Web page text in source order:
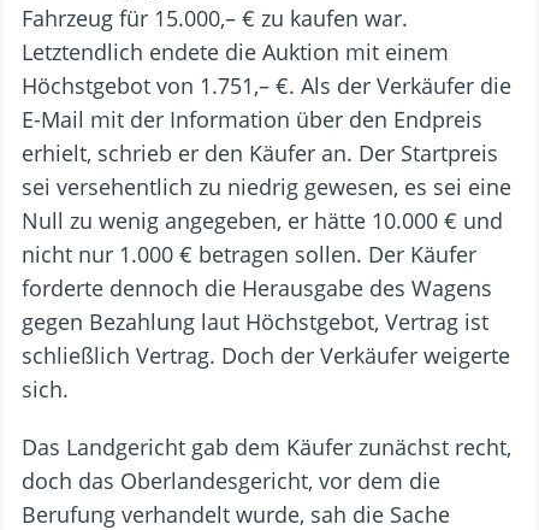
Fahrzeug für 15.000,– € zu kaufen war.
Letztendlich endete die Auktion mit einem
Höchstgebot von 1.751,– €. Als der Verkäufer die
E-Mail mit der Information über den Endpreis
erhielt, schrieb er den Käufer an. Der Startpreis
sei versehentlich zu niedrig gewesen, es sei eine
Null zu wenig angegeben, er hätte 10.000 € und
nicht nur 1.000 € betragen sollen. Der Käufer
forderte dennoch die Herausgabe des Wagens
gegen Bezahlung laut Höchstgebot, Vertrag ist
schließlich Vertrag. Doch der Verkäufer weigerte
sich.
Das Landgericht gab dem Käufer zunächst recht,
doch das Oberlandesgericht, vor dem die
Berufung verhandelt wurde, sah die Sache